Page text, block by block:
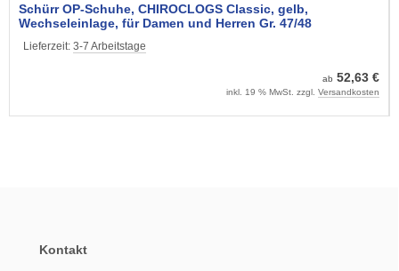
Schürr OP-Schuhe, CHIROCLOGS Classic, gelb,
Wechseleinlage, für Damen und Herren Gr. 47/48
Lieferzeit: 3-7 Arbeitstage
ab 52,63 €
inkl. 19 % MwSt. zzgl. Versandkosten
Kontakt